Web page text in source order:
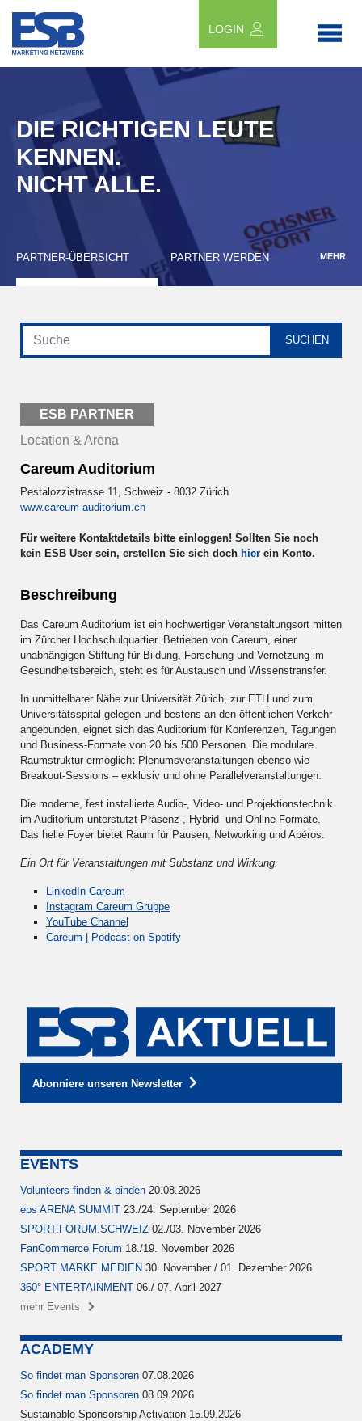
LOGIN
DIE RICHTIGEN LEUTE
KENNEN.
NICHT ALLE.
PARTNER-ÜBERSICHT PARTNER WERDEN MEHR
ESB PARTNER
Location & Arena
Careum Auditorium
Pestalozzistrasse 11, Schweiz - 8032 Zürich
www.careum-auditorium.ch
Für weitere Kontaktdetails bitte einloggen! Sollten Sie noch
kein ESB User sein, erstellen Sie sich doch hier ein Konto.
Beschreibung
Das Careum Auditorium ist ein hochwertiger Veranstaltungsort mitten
im Zürcher Hochschulquartier. Betrieben von Careum, einer
unabhängigen Stiftung für Bildung, Forschung und Vernetzung im
Gesundheitsbereich, steht es für Austausch und Wissenstransfer.
In unmittelbarer Nähe zur Universität Zürich, zur ETH und zum
Universitätsspital gelegen und bestens an den öffentlichen Verkehr
angebunden, eignet sich das Auditorium für Konferenzen, Tagungen
und Business-Formate von 20 bis 500 Personen. Die modulare
Raumstruktur ermöglicht Plenumsveranstaltungen ebenso wie
Breakout-Sessions – exklusiv und ohne Parallelveranstaltungen.
Die moderne, fest installierte Audio-, Video- und Projektionstechnik
im Auditorium unterstützt Präsenz-, Hybrid- und Online-Formate.
Das helle Foyer bietet Raum für Pausen, Networking und Apéros.
Ein Ort für Veranstaltungen mit Substanz und Wirkung.
LinkedIn Careum
Instagram Careum Gruppe
YouTube Channel
Careum | Podcast on Spotify
Abonniere unseren Newsletter
EVENTS
Volunteers finden & binden 20.08.2026
eps ARENA SUMMIT 23./24. September 2026
SPORT.FORUM.SCHWEIZ 02./03. November 2026
FanCommerce Forum 18./19. November 2026
SPORT MARKE MEDIEN 30. November / 01. Dezember 2026
360° ENTERTAINMENT 06./ 07. April 2027
mehr Events
ACADEMY
So findet man Sponsoren 07.08.2026
So findet man Sponsoren 08.09.2026
Sustainable Sponsorship Activation 15.09.2026